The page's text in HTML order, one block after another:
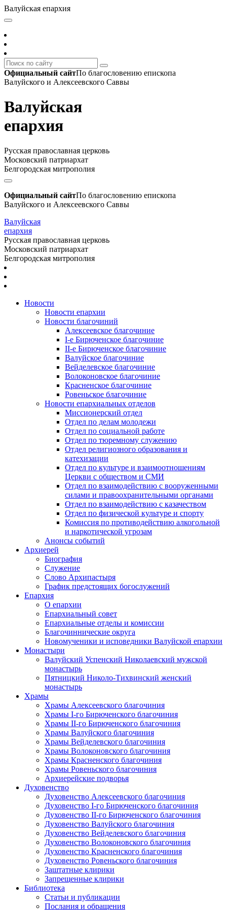
Валуйская епархия
Официальный сайтПо благословению епископа
Валуйского и Алексеевского Саввы
Валуйская
епархия
Русская православная церковь
Московский патриархат
Белгородская митрополия
Официальный сайтПо благословению епископа
Валуйского и Алексеевского Саввы
Валуйская
епархия
Русская православная церковь
Московский патриархат
Белгородская митрополия
Новости
Новости епархии
Новости благочиний
Алексеевское благочиние
I-е Бирюченское благочиние
II-е Бирюченское благочиние
Валуйское благочиние
Вейделевское благочиние
Волоконовское благочиние
Красненское благочиние
Ровеньское благочиние
Новости епархиальных отделов
Миссионерский отдел
Отдел по делам молодежи
Отдел по социальной работе
Отдел по тюремному служению
Отдел религиозного образования и
катехизации
Отдел по культуре и взаимоотношениям
Церкви с обществом и СМИ
Отдел по взаимодействию с вооруженными
силами и правоохранительными органами
Отдел по взаимодействию с казачеством
Отдел по физической культуре и спорту
Комиссия по противодействию алкогольной
и наркотической угрозам
Анонсы событий
Архиерей
Биография
Служение
Слово Архипастыря
График предстоящих богослужений
Епархия
О епархии
Епархиальный совет
Епархиальные отделы и комиссии
Благочиннические округа
Новомученики и исповедники Валуйской епархии
Монастыри
Валуйский Успенский Николаевский мужской
монастырь
Пятницкий Николо-Тихвинский женский
монастырь
Храмы
Храмы Алексеевского благочиния
Храмы I-го Бирюченского благочиния
Храмы II-го Бирюченского благочиния
Храмы Валуйского благочиния
Храмы Вейделевского благочиния
Храмы Волоконовского благочиния
Храмы Красненского благочиния
Храмы Ровеньского благочиния
Архиерейские подворья
Духовенство
Духовенство Алексеевского благочиния
Духовенство I-го Бирюченского благочиния
Духовенство II-го Бирюченского благочиния
Духовенство Валуйского благочиния
Духовенство Вейделевского благочиния
Духовенство Волоконовского благочиния
Духовенство Красненского благочиния
Духовенство Ровеньского благочиния
Заштатные клирики
Запрещенные клирики
Библиотека
Статьи и публикации
Послания и обращения